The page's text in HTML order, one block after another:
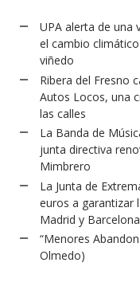
UPA alerta de una
el cambio
viñedo
Ribera del Fresno
Autos Locos, una
las calles
La Banda de
junta directiva
Mimbrero
La Junta de
euros a garantizar
Madrid y Barcelona
“Menores
Olmedo)